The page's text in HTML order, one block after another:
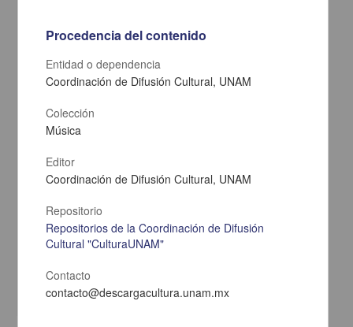
Carta de Zeferino Pérez, el general Antonio Rábago se encuentra
en la ranchería de Samalayuca
Pérez, Zeferino
Procedencia del contenido
Entidad o dependencia
Coordinación de Difusión Cultural, UNAM
Colección
Música
Editor
Coordinación de Difusión Cultural, UNAM
Repositorio
Repositorios de la Coordinación de Difusión
Cultural "CulturaUNAM"
Contacto
contacto@descargacultura.unam.mx